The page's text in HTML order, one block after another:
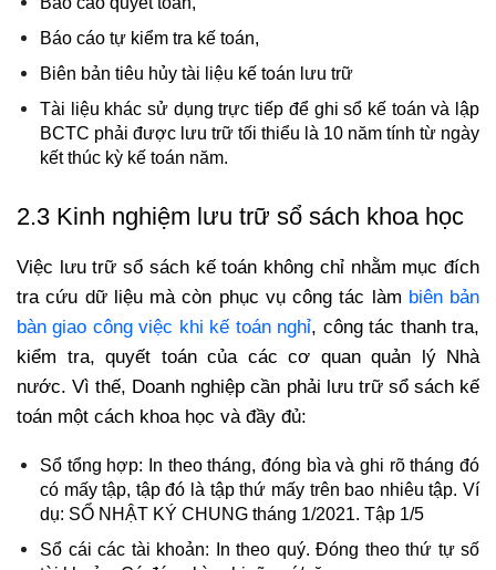
Báo cáo tự kiểm tra kế toán,
Biên bản tiêu hủy tài liệu kế toán lưu trữ
Tài liệu khác sử dụng trực tiếp để ghi sổ kế toán và lập
BCTC phải được lưu trữ tối thiểu là 10 năm tính từ ngày
kết thúc kỳ kế toán năm.
2.3 Kinh nghiệm lưu trữ sổ sách khoa học
Việc lưu trữ sổ sách kế toán không chỉ nhằm mục đích
tra cứu dữ liệu mà còn phục vụ công tác làm biên bản
bàn giao công việc khi kế toán nghỉ, công tác thanh tra,
kiểm tra, quyết toán của các cơ quan quản lý Nhà
nước. Vì thế, Doanh nghiệp cần phải lưu trữ sổ sách kế
toán một cách khoa học và đầy đủ:
Sổ tổng hợp: In theo tháng, đóng bìa và ghi rõ tháng đó
có mấy tập, tập đó là tập thứ mấy trên bao nhiêu tập. Ví
dụ: SỔ NHẬT KÝ CHUNG tháng 1/2021. Tập 1/5
Sổ cái các tài khoản: In theo quý. Đóng theo thứ tự số